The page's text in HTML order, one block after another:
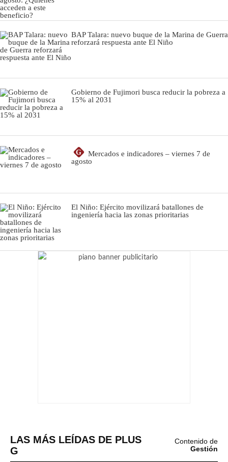
BAP Talara: nuevo buque de la Marina de Guerra
reforzará respuesta ante El Niño
Gobierno de Fujimori busca reducir la pobreza a
15% al 2031
G
Mercados e indicadores – viernes 7 de
agosto
El Niño: Ejército movilizará batallones de
ingeniería hacia las zonas prioritarias
LAS MÁS LEÍDAS DE PLUS
G
Contenido de
Gestión